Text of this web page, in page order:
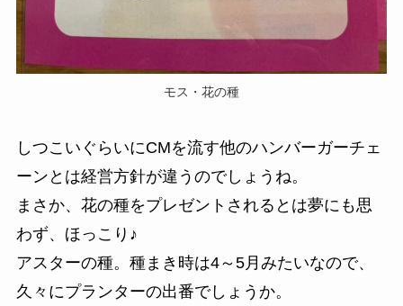
モス・花の種
しつこいぐらいにCMを流す他のハンバーガーチェ
ーンとは経営方針が違うのでしょうね。
まさか、花の種をプレゼントされるとは夢にも思
わず、ほっこり♪
アスターの種。種まき時は4～5月みたいなので、
久々にプランターの出番でしょうか。